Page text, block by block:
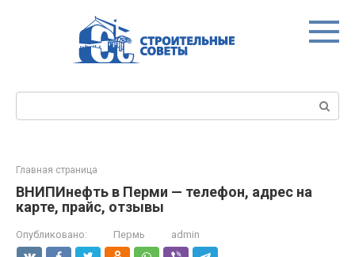
Главная страница
ВНИПИнефть в Перми — телефон, адрес на
карте, прайс, отзывы
Опубликовано: Пермь admin